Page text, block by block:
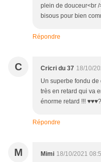
plein de douceur<br
bisous pour bien
Répondre
C Cricri du 37 18/10/
Un superbe fondu de
très en retard qui va
énorme retard !!!
Répondre
M Mimi 18/10/2021